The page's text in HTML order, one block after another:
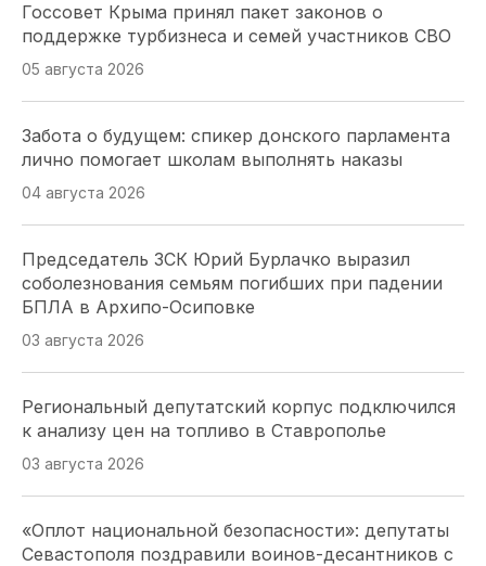
Госсовет Крыма принял пакет законов о
поддержке турбизнеса и семей участников СВО
05 августа 2026
Забота о будущем: спикер донского парламента
лично помогает школам выполнять наказы
04 августа 2026
Председатель ЗСК Юрий Бурлачко выразил
соболезнования семьям погибших при падении
БПЛА в Архипо-Осиповке
03 августа 2026
Региональный депутатский корпус подключился
к анализу цен на топливо в Ставрополье
03 августа 2026
«Оплот национальной безопасности»: депутаты
Севастополя поздравили воинов-десантников с